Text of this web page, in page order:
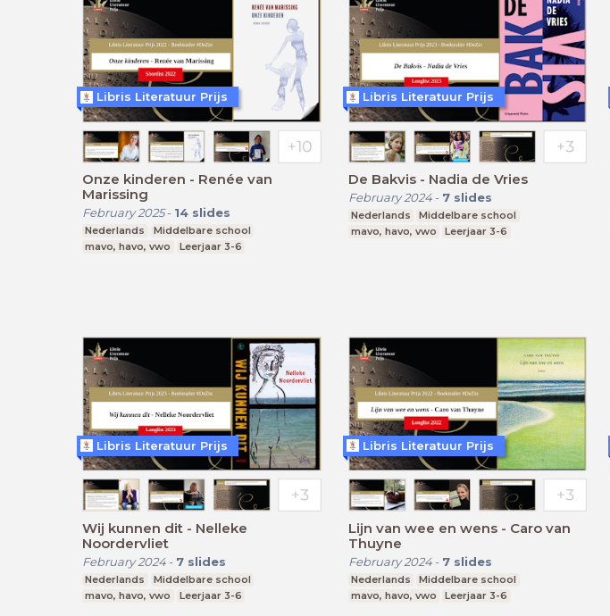
Onze kinderen - Renée van
Marissing
February 2025- 14 slides
Nederlands
Middelbare school
mavo, havo, vwo
Leerjaar 3-6
Libris Literatuur Prijs
De Bakvis - Nadia de Vries
February 2024- 7 slides
Nederlands
Middelbare school
mavo, havo, vwo
Leerjaar 3-6
Libris Literatuur Prijs
Wij kunnen dit - Nelleke
Noordervliet
February 2024- 7 slides
Nederlands
Middelbare school
mavo, havo, vwo
Leerjaar 3-6
Libris Literatuur Prijs
Lijn van wee en wens - Caro van
Thuyne
February 2024- 7 slides
Nederlands
Middelbare school
mavo, havo, vwo
Leerjaar 3-6
Libris Literatuur Prijs